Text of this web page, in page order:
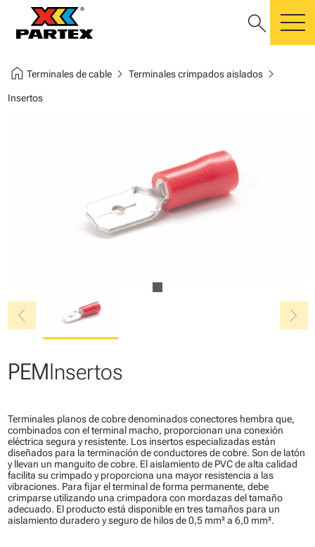
search
home Terminales de cablechevron_right Terminales crimpados aisladoschevron_right
Insertos
chevron_left chevron_right
PEMInsertos
Terminales planos de cobre denominados conectores hembra que,
combinados con el terminal macho, proporcionan una conexión
eléctrica segura y resistente. Los insertos especializadas están
diseñados para la terminación de conductores de cobre. Son de latón
y llevan un manguito de cobre. El aislamiento de PVC de alta calidad
facilita su crimpado y proporciona una mayor resistencia a las
vibraciones. Para fijar el terminal de forma permanente, debe
crimparse utilizando una crimpadora con mordazas del tamaño
adecuado. El producto está disponible en tres tamaños para un
aislamiento duradero y seguro de hilos de 0,5 mm² a 6,0 mm².